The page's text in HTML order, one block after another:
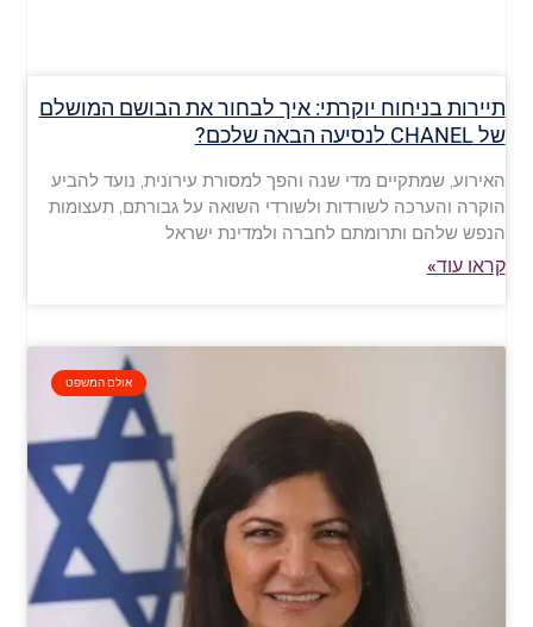
תיירות בניחוח יוקרתי: איך לבחור את הבושם המושלם
של CHANEL לנסיעה הבאה שלכם?
האירוע, שמתקיים מדי שנה והפך למסורת עירונית, נועד להביע
הוקרה והערכה לשורדות ולשורדי השואה על גבורתם, תעצומות
הנפש שלהם ותרומתם לחברה ולמדינת ישראל
קראו עוד»
אולם המשפט